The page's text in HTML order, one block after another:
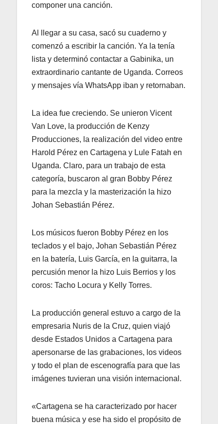
componer una canción.
Al llegar a su casa, sacó su cuaderno y
comenzó a escribir la canción. Ya la tenía
lista y determinó contactar a Gabinika, un
extraordinario cantante de Uganda. Correos
y mensajes vía WhatsApp iban y retornaban.
La idea fue creciendo. Se unieron Vicent
Van Love, la producción de Kenzy
Producciones, la realización del video entre
Harold Pérez en Cartagena y Lule Fatah en
Uganda. Claro, para un trabajo de esta
categoría, buscaron al gran Bobby Pérez
para la mezcla y la masterización la hizo
Johan Sebastián Pérez.
Los músicos fueron Bobby Pérez en los
teclados y el bajo, Johan Sebastián Pérez
en la batería, Luis García, en la guitarra, la
percusión menor la hizo Luis Berrios y los
coros: Tacho Locura y Kelly Torres.
La producción general estuvo a cargo de la
empresaria Nuris de la Cruz, quien viajó
desde Estados Unidos a Cartagena para
apersonarse de las grabaciones, los videos
y todo el plan de escenografía para que las
imágenes tuvieran una visión internacional.
«Cartagena se ha caracterizado por hacer
buena música y ese ha sido el propósito de